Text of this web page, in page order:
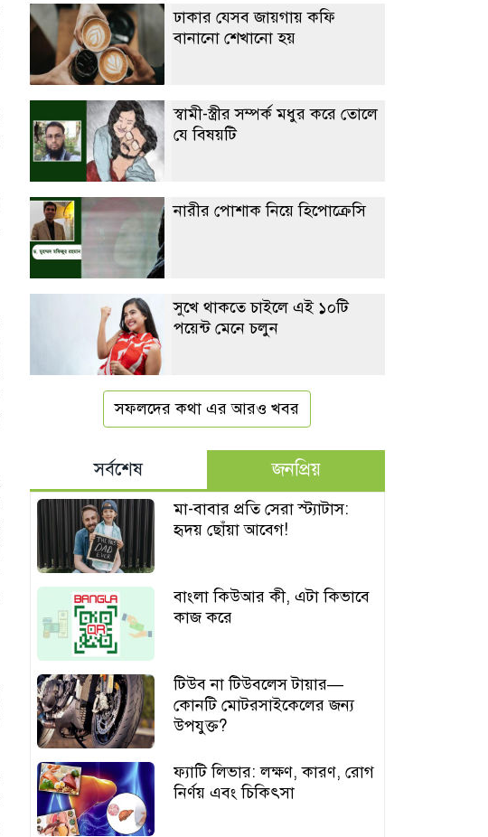
ঢাকার যেসব জায়গায় কফি
বানানো শেখানো হয়
স্বামী-স্ত্রীর সম্পর্ক মধুর করে তোলে
যে বিষয়টি
নারীর পোশাক নিয়ে হিপোক্রেসি
সুখে থাকতে চাইলে এই ১০টি
পয়েন্ট মেনে চলুন
সফলদের কথা এর আরও খবর
সর্বশেষ জনপ্রিয়
মা-বাবার প্রতি সেরা স্ট্যাটাস:
হৃদয় ছোঁয়া আবেগ!
বাংলা কিউআর কী, এটা কিভাবে
কাজ করে
টিউব না টিউবলেস টায়ার—
কোনটি মোটরসাইকেলের জন্য
উপযুক্ত?
ফ্যাটি লিভার: লক্ষণ, কারণ, রোগ
নির্ণয় এবং চিকিৎসা